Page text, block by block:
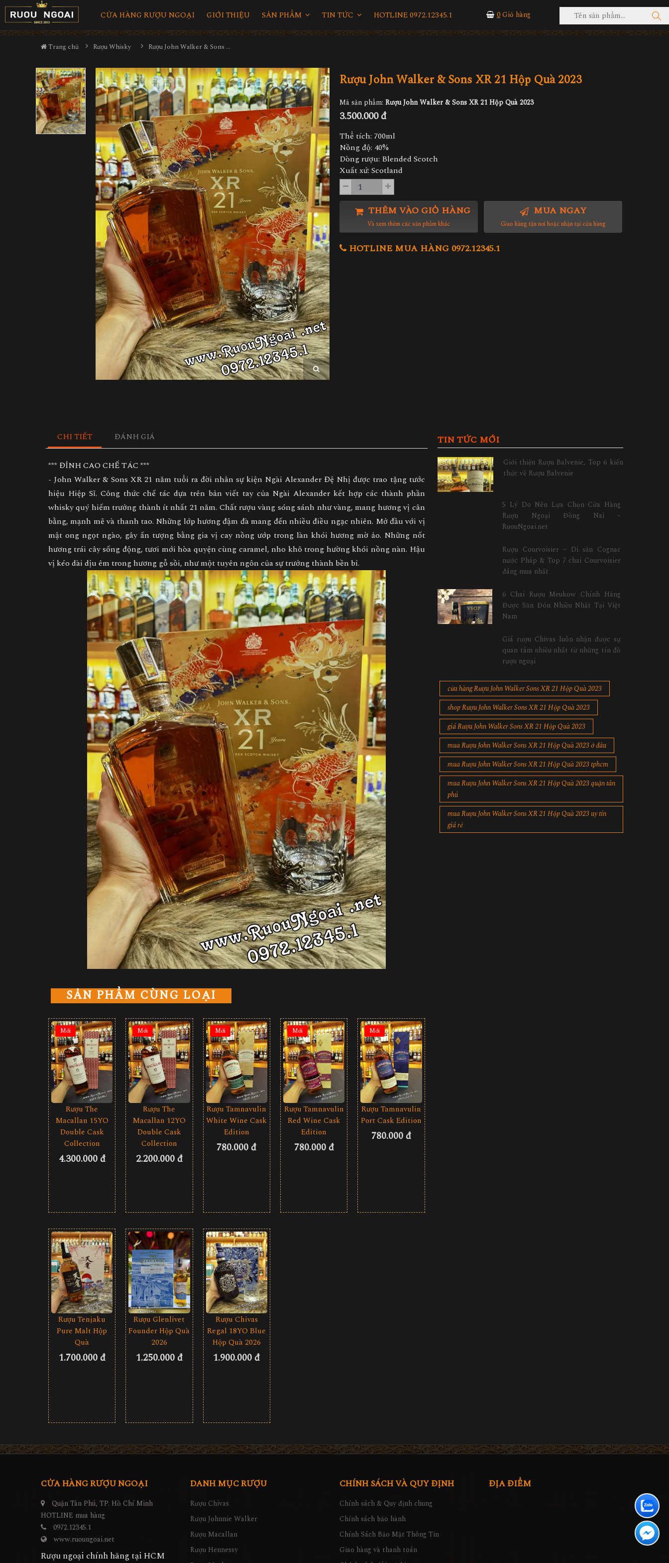
CỬA HÀNG RƯỢU NGOẠI GIỚI THIỆU SẢN PHẨM TIN TỨC HOTLINE 0972.12345.1 0Giỏ hàng
Trang chủ Rượu Whisky Rượu John Walker & Sons XR 21 Hộp Quà 2023
Rượu John Walker & Sons XR 21 Hộp Quà 2023
Mã sản phẩm: Rượu John Walker & Sons XR 21 Hộp Quà 2023
3.500.000 đ
Thể tích: 700ml
Nồng độ: 40%
Dòng rượu: Blended Scotch
Xuất xứ: Scotland
THÊM VÀO GIỎ HÀNG
Và xem thêm các sản phẩm khác
MUA NGAY
Giao hàng tận nơi hoặc nhận tại cửa hàng
HOTLINE MUA HÀNG 0972.12345.1
CHI TIẾT ĐÁNH GIÁ
*** ĐỈNH CAO CHẾ TÁC ***
- John Walker & Sons XR 21 năm tuổi ra đời nhân sự kiện Ngài Alexander Đệ Nhị được trao tặng tước
hiệu Hiệp Sĩ. Công thức chế tác dựa trên bản viết tay của Ngài Alexander kết hợp các thành phần
whisky quý hiếm trưởng thành ít nhất 21 năm. Chất rượu vàng sóng sánh như vàng, mang hương vị cân
bằng, mạnh mẽ và thanh tao. Những lớp hương đậm đà mang đến nhiều điều ngạc nhiên. Mở đầu với vị
mật ong ngọt ngào, gây ấn tượng bằng gia vị cay nồng ướp trong làn khói hương mờ ảo. Những nốt
hương trái cây sống động, tươi mới hòa quyện cùng caramel, nho khô trong hường khói nồng nàn. Hậu
vị kéo dài dịu êm trong hương gỗ sồi, như một tuyên ngôn của sự trưởng thành bền bỉ.
SẢN PHẨM CÙNG LOẠI
Mới
Rượu The
Macallan 15YO
Double Cask
Collection
4.300.000 đ
Mới
Rượu The
Macallan 12YO
Double Cask
Collection
2.200.000 đ
Mới
Rượu Tamnavulin
White Wine Cask
Edition
780.000 đ
Mới
Rượu Tamnavulin
Red Wine Cask
Edition
780.000 đ
Mới
Rượu Tamnavulin
Port Cask Edition
780.000 đ
Rượu Tenjaku
Pure Malt Hộp
Quà
1.700.000 đ
Rượu Glenlivet
Founder Hộp Quà
2026
1.250.000 đ
Rượu Chivas
Regal 18YO Blue
Hộp Quà 2026
1.900.000 đ
TIN TỨC MỚI
Giới thiệu Rượu Balvenie, Top 6 kiến
thức về Rượu Balvenie
5 Lý Do Nên Lựa Chọn Cửa Hàng
Rượu Ngoại Đồng Nai –
RuouNgoai.net
Rượu Courvoisier – Di sản Cognac
nước Pháp & Top 7 chai Courvoisier
đáng mua nhất
6 Chai Rượu Meukow Chính Hãng
Được Săn Đón Nhiều Nhất Tại Việt
Nam
Giá rượu Chivas luôn nhận được sự
quan tâm nhiều nhất từ những tín đồ
rượu ngoại
cửa hàng Rượu John Walker Sons XR 21 Hộp Quà 2023
shop Rượu John Walker Sons XR 21 Hộp Quà 2023
giá Rượu John Walker Sons XR 21 Hộp Quà 2023
mua Rượu John Walker Sons XR 21 Hộp Quà 2023 ở đâu
mua Rượu John Walker Sons XR 21 Hộp Quà 2023 tphcm
mua Rượu John Walker Sons XR 21 Hộp Quà 2023 quận tân
phú
mua Rượu John Walker Sons XR 21 Hộp Quà 2023 uy tín
giá rẻ
CỬA HÀNG RƯỢU NGOẠI
Quận Tân Phú, TP. Hồ Chí Minh
HOTLINE mua hàng
0972.12345.1
www.ruoungoai.net
Rượu ngoại chính hãng tại HCM
DANH MỤC RƯỢU
Rượu Chivas
Rượu Johnnie Walker
Rượu Macallan
Rượu Hennessy
CHÍNH SÁCH VÀ QUY ĐỊNH
Chính sách & Quy định chung
Chính sách bảo hành
Chính Sách Bảo Mật Thông Tin
Giao hàng và thanh toán
ĐỊA ĐIỂM